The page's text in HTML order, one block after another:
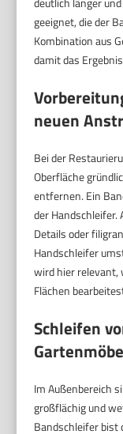
geeignet, die der
Kombination aus
damit das
neuen
Bei der
Oberfläche
entfernen. Ein
der Handschleifer.
Details oder
Handschleifer
wird hier relevant,
Flächen
Schleifen
Im Außenbereich
großflächig und
Bandschleifer bist